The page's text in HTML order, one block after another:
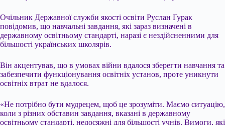
Очільник Державної служби якості освіти Руслан Гурак
повідомив, що навчальні завдання, які зараз визначені в
державному освітньому стандарті, наразі є нездійсненними для
більшості українських школярів.
Він акцентував, що в умовах війни вдалося зберегти навчання та
забезпечити функціонування освітніх установ, проте уникнути
освітніх втрат не вдалося.
«Не потрібно бути мудрецем, щоб це зрозуміти. Маємо ситуацію,
коли з різних обставин завдання, вказані в державному
освітньому стандарті, недосяжні для більшості учнів. Вимоги, які